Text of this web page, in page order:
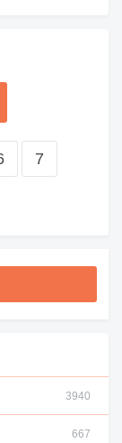
7
3940
667